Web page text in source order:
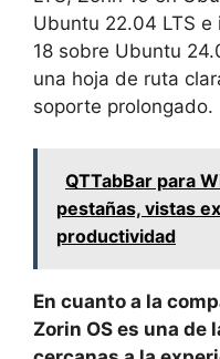
Ubuntu 22.04 LTS
18 sobre Ubuntu
una hoja de ruta
soporte prolongado.
QTTabBar para
pestañas, vistas
productividad
En cuanto a la
Zorin OS es una